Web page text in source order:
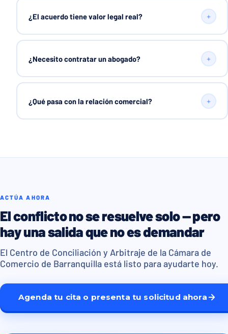
¿El acuerdo tiene valor legal real? +
¿Necesito contratar un abogado? +
¿Qué pasa con la relación comercial? +
ACTÚA AHORA
El conflicto no se resuelve solo — pero
hay una salida que no es demandar
El Centro de Conciliación y Arbitraje de la Cámara de
Comercio de Barranquilla está listo para ayudarte hoy.
Agenda tu cita o presenta tu solicitud ahora